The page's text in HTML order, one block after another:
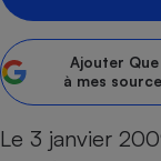
Ajouter
à mes
Le 3 janvier